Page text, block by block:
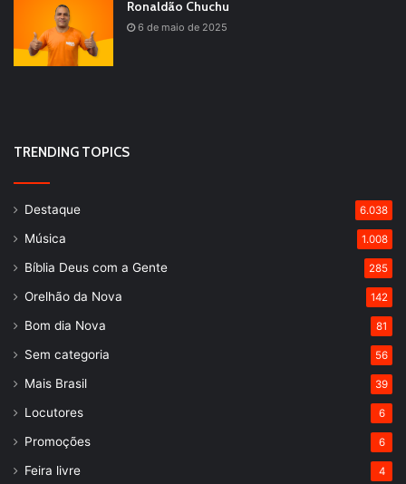
Ronaldão Chuchu
6 de maio de 2025
TRENDING TOPICS
Destaque 6.038
Música 1.008
Bíblia Deus com a Gente 285
Orelhão da Nova 142
Bom dia Nova 81
Sem categoria 56
Mais Brasil 39
Locutores 6
Promoções 6
Feira livre 4